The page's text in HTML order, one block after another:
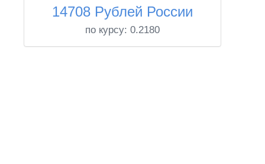
14708 Рублей России
по курсу: 0.2180